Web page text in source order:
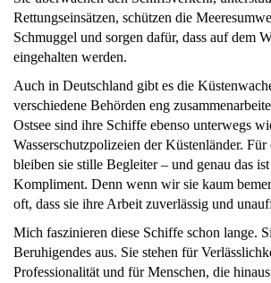
Rettungseinsätzen, schützen die
Schmuggel und sorgen dafür, dass auf dem
eingehalten werden.
Auch in Deutschland gibt es die
verschiedene Behörden eng
Ostsee sind ihre Schiffe ebenso unterwegs
Wasserschutzpolizeien der Küstenländer.
bleiben sie stille Begleiter – und genau das
Kompliment. Denn wenn wir sie kaum
oft, dass sie ihre Arbeit zuverlässig und
Mich faszinieren diese Schiffe schon lange.
Beruhigendes aus. Sie stehen für
Professionalität und für Menschen, die